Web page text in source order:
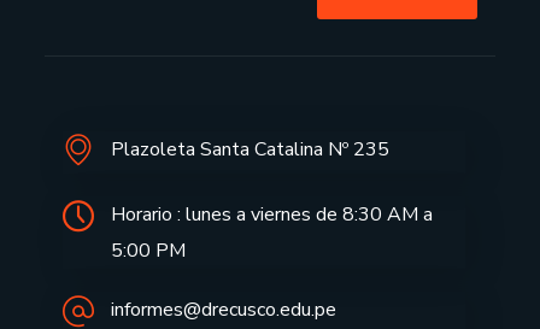
Plazoleta Santa Catalina Nº 235
Horario : lunes a viernes de 8:30 AM a
5:00 PM
informes@drecusco.edu.pe